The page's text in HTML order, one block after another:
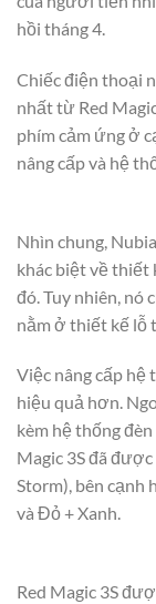
hồi tháng 4.
Chiếc điện thoại
nhất từ Red
phím cảm ứng ở
nâng cấp và hệ
Nhìn chung,
khác biệt về thiết
đó. Tuy nhiên, nó
nằm ở thiết kế lỗ
Việc nâng cấp hệ
hiệu quả hơn.
kèm hệ thống
Magic 3S đã
Storm), bên
và Đỏ + Xanh.
Red Magic 3S